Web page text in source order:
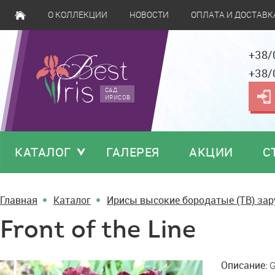
О КОЛЛЕКЦИИ НОВОСТИ ОПЛАТА И
САД
ИРИСОВ
КАТАЛОГ ГАЛЕРЕЯ АКЦИИ
Главная Каталог Ирисы высокие бородатые (TB)
Front of the Line
Front
Описание: